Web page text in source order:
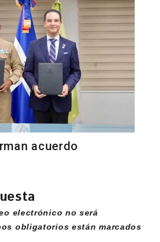
acuerdo
electrónico no será
obligatorios están marcados